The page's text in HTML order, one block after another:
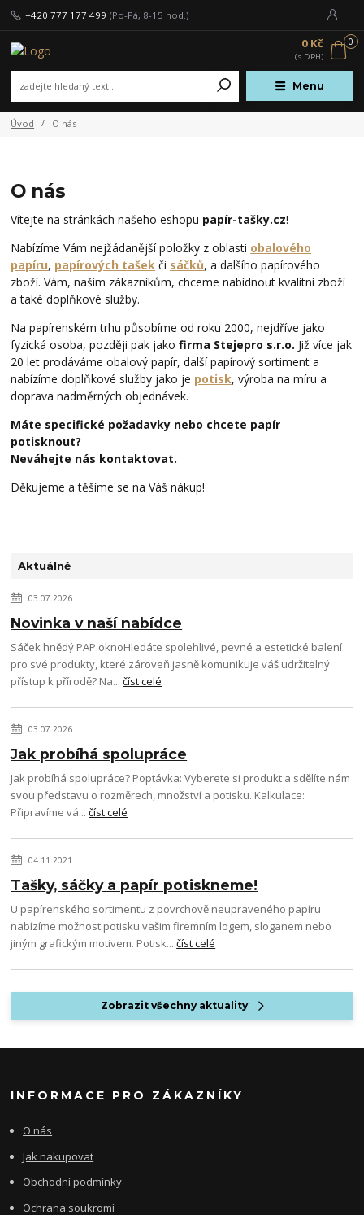
Menu
+420 777 177 499 (Po-Pá, 8-15 hod.)
0
0 Kč
Úvod O nás
Aktuálně
03.07.2026
Novinka v naší nabídce
Sáček hnědý PAP oknoHledáte spolehlivé, pevné a estetické balení
pro své produkty, které zároveň jasně komunikuje váš udržitelný
přístup k přírodě? Na...číst celé
03.07.2026
Jak probíhá spolupráce
Jak probíhá spolupráce? Poptávka: Vyberete si produkt a sdělíte nám
svou představu o rozměrech, množství a potisku. Kalkulace:
Připravíme vá...číst celé
04.11.2021
Tašky, sáčky a papír potiskneme!
U papírenského sortimentu z povrchově neupraveného papíru
nabízíme možnost potisku vašim firemním logem, sloganem nebo
jiným grafickým motivem. Potisk...číst celé
Zobrazit všechny aktuality
O nás
Vítejte na stránkách našeho eshopu papír-tašky.cz!
Nabízíme Vám nejžádanější položky z oblasti obalového
papíru, papírových tašek či sáčků, a dalšího papírového
zboží. Vám, našim zákazníkům, chceme nabídnout kvalitní zboží
a také doplňkové služby.
Na papírenském trhu působíme od roku 2000, nejdříve jako
fyzická osoba, později pak jako firma Stejepro s.r.o. Již více jak
20 let prodáváme obalový papír, další papírový sortiment a
nabízíme doplňkové služby jako je potisk, výroba na míru a
doprava nadměrných objednávek.
Máte specifické požadavky nebo chcete papír
potisknout?
Neváhejte nás kontaktovat.
Děkujeme a těšíme se na Váš nákup!
INFORMACE PRO ZÁKAZNÍKY
O nás
Jak nakupovat
Obchodní podmínky
Ochrana soukromí